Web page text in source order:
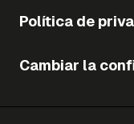
Política de
Cambiar la